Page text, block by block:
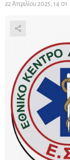
22 Απριλίου 2025, 14:01